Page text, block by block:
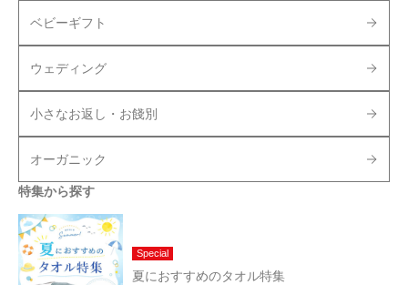
ベビーギフト
ウェディング
小さなお返し・お餞別
オーガニック
特集から探す
Special
夏におすすめのタオル特集